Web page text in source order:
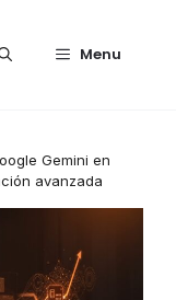
Menu
Gemini en
avanzada